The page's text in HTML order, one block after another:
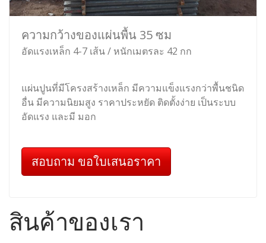
ความกว้างของแผ่นพื้น 35 ซม
อัดแรงเหล็ก 4-7 เส้น / หนักเมตรละ 42 กก
แผ่นปูนที่มีโครงสร้างเหล็ก มีความแข็งแรงกว่าพื้นชนิด
อื่น มีความนิยมสูง ราคาประหยัด ติดตั้งง่าย เป็นระบบ
อัดแรง และมี มอก
สอบถาม ขอใบเสนอราคา
สินค้าของเรา